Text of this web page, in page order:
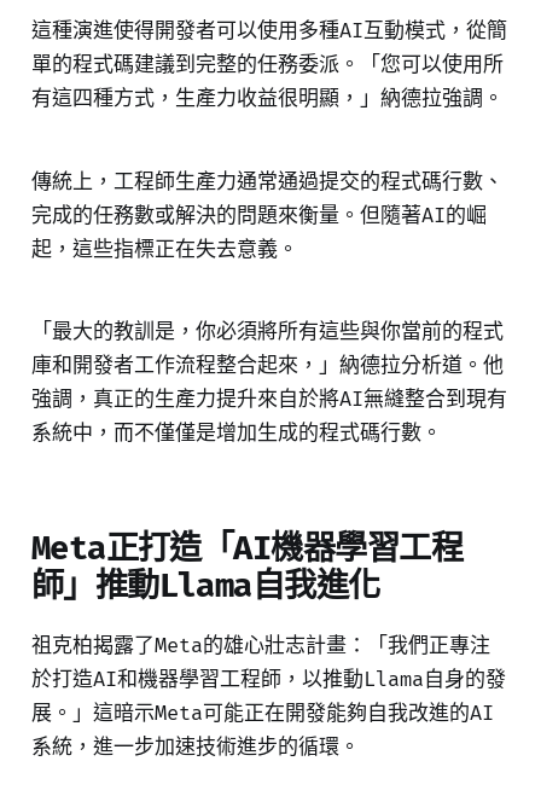
這種演進使得開發者可以使用多種AI互動模式，從簡
單的程式碼建議到完整的任務委派。「您可以使用所
有這四種方式，生產力收益很明顯，」納德拉強調。
傳統上，工程師生產力通常通過提交的程式碼行數、
完成的任務數或解決的問題來衡量。但隨著AI的崛
起，這些指標正在失去意義。
「最大的教訓是，你必須將所有這些與你當前的程式
庫和開發者工作流程整合起來，」納德拉分析道。他
強調，真正的生產力提升來自於將AI無縫整合到現有
系統中，而不僅僅是增加生成的程式碼行數。
Meta正打造「AI機器學習工程
師」推動Llama自我進化
祖克柏揭露了Meta的雄心壯志計畫：「我們正專注
於打造AI和機器學習工程師，以推動Llama自身的發
展。」這暗示Meta可能正在開發能夠自我改進的AI
系統，進一步加速技術進步的循環。